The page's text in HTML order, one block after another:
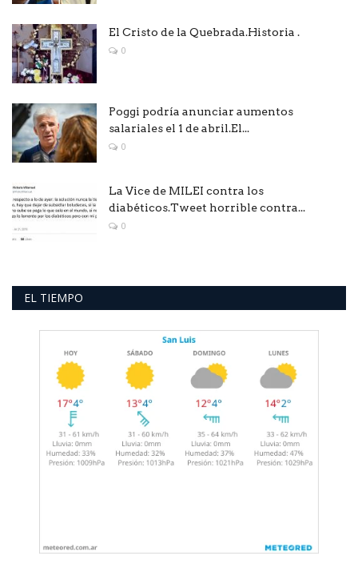
El Cristo de la Quebrada.Historia .
0
Poggi podría anunciar aumentos
salariales el 1 de abril.El...
0
La Vice de MILEI contra los
diabéticos.Tweet horrible contra...
0
EL TIEMPO